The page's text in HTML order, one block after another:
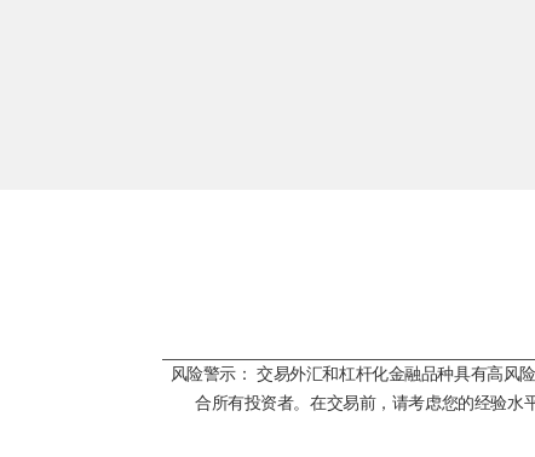
风险警示： 交易外汇和杠杆化金融品种具有高风
合所有投资者。在交易前，请考虑您的经验水